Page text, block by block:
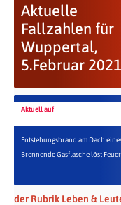
Aktuelle
Fallzahlen für
Wuppertal,
5.Februar 2021
Aktuell auf
Entstehungsbrand am Dach
Brennende Gasflasche löst
der Rubrik Leben &